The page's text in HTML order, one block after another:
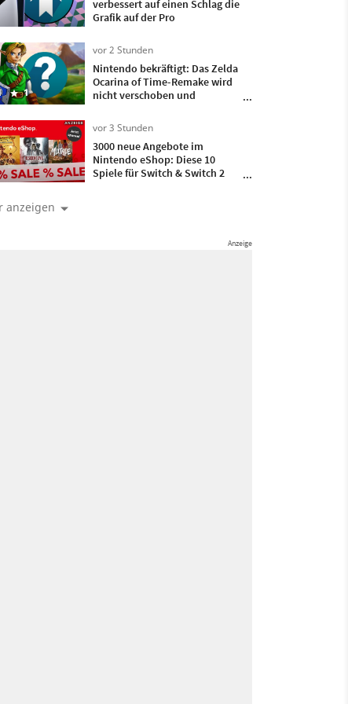
verbessert auf einen Schlag die
Grafik auf der Pro
1
vor 2 Stunden
Nintendo bekräftigt: Das Zelda
Ocarina of Time-Remake wird
nicht verschoben und
dieses Jahr
vor 3 Stunden
3000 neue Angebote im
Nintendo eShop: Diese 10
Spiele für Switch & Switch 2
anzeigen